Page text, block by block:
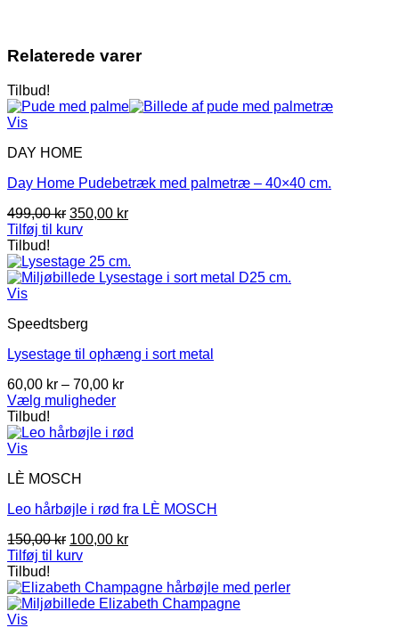
Relaterede varer
Tilbud!
Vis
DAY HOME
Day Home Pudebetræk med palmetræ – 40×40 cm.
499,00kr Den
oprindelige
var:
499,00 kr.
350,00 krDen
350,00 kr.
Tilføj til kurv
Tilbud!
Vis
Speedtsberg
Lysestage til ophæng i sort metal
60,00 kr – 70,00 krPrisinterval:
70,00 kr
Vælg muligheder
Dette
vare
har
varianter.
kan
på
varesiden
Tilbud!
Vis
LÈ MOSCH
Leo hårbøjle i rød fra LÈ MOSCH
150,00kr Den
oprindelige
var:
150,00 kr.
100,00 krDen
er:
100,00 kr.
Tilføj til kurv
Tilbud!
Vis